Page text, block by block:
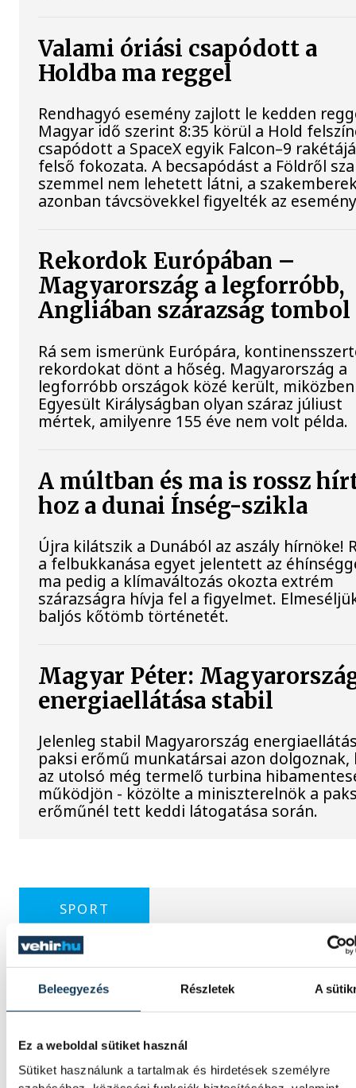
Beleegyezés Részletek A
Ez a weboldal sütiket használ
Sütiket használunk a tartalmak és hirdetések személyre
Valami óriási csapódott a
Holdba ma reggel
Rendhagyó esemény zajlott le kedden
Magyar idő szerint 8:35 körül a Hold
csapódott a SpaceX egyik Falcon–9
felső fokozata. A becsapódást a Földről
szemmel nem lehetett látni, a
azonban távcsövekkel figyelték az
Rekordok Európában –
Magyarország a legforróbb,
Angliában szárazság tombol
Rá sem ismerünk Európára,
rekordokat dönt a hőség. Magyarország a
legforróbb országok közé került,
Egyesült Királyságban olyan száraz júliust
mértek, amilyenre 155 éve nem volt példa.
A múltban és ma is rossz
hoz a dunai Ínség-szikla
Újra kilátszik a Dunából az aszály hírnöke!
a felbukkanása egyet jelentett az
ma pedig a klímaváltozás okozta extrém
szárazságra hívja fel a figyelmet.
baljós kőtömb történetét.
Magyar Péter:
energiaellátása stabil
Jelenleg stabil Magyarország
paksi erőmű munkatársai azon dolgoznak,
az utolsó még termelő turbina
működjön - közölte a miniszterelnök a
erőműnél tett keddi látogatása során.
SPORT
A Ferencváros egygólos
Madridtól